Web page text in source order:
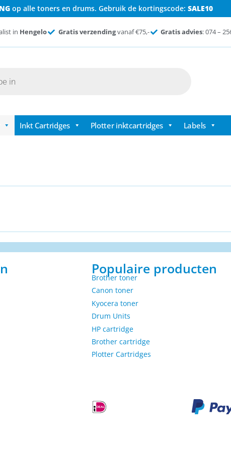
op alle toners en drums. Gebruik de kortingscode: SALE10
in Hengelo Gratis verzendingvanaf €75,- Gratis advies: 074 –
Inkt Cartridges Plotter inktcartridges Labels
Populaire producten
Brother toner
Canon toner
Kyocera toner
Drum Units
HP cartridge
Brother cartridge
Plotter Cartridges